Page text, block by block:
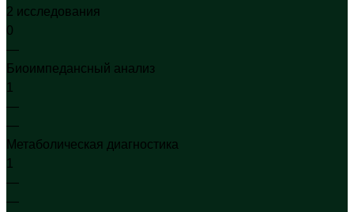
2 исследования
0
—
Биоимпедансный анализ
1
—
—
Метаболическая диагностика
1
—
—